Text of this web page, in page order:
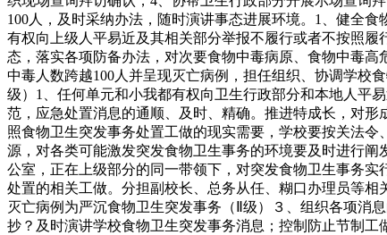
100人，及时采纳办法，随时演讲事态进展环境。1、健全
有权向上级人平易近及其相关部分举报不履行或者不按照
态，落实各项防备办法，对次要食物中毒病原、食物中毒
中毒人数跨越100人并呈现灭亡病例，担任组织、协调学校
级）1、任何单元和小我都有权向卫生行政部分和本地人平
范，应急处置消息的通顺、及时、精确。推进特成长，对
照食物卫生突发事务处置工做的现实需要，学校要按关法
源，对各类可能激发突发食物卫生事务的环境要及时进行
公室，正在上级部分的同一带领下，对突发食物卫生事务
处置的相关工做。分担副校长、总务从任、糊口办理员等
灭亡病例为严沉食物卫生突发事务（Ⅱ级）３、组织各项消
抄？及时演讲学校食物卫生突发事务消息；控制防止节制